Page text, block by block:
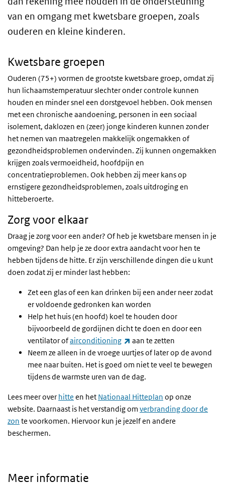
van en omgang met kwetsbare groepen, zoals
ouderen en kleine kinderen.
Kwetsbare groepen
Ouderen (75+) vormen de grootste kwetsbare groep, omdat zij
hun lichaamstemperatuur slechter onder controle kunnen
houden en minder snel een dorstgevoel hebben. Ook mensen
met een chronische aandoening, personen in een sociaal
isolement, daklozen en (zeer) jonge kinderen kunnen zonder
het nemen van maatregelen makkelijk ongemakken of
gezondheidsproblemen ondervinden. Zij kunnen ongemakken
krijgen zoals vermoeidheid, hoofdpijn en
concentratieproblemen. Ook hebben zij meer kans op
ernstigere gezondheidsproblemen, zoals uitdroging en
hitteberoerte.
Zorg voor elkaar
Draag je zorg voor een ander? Of heb je kwetsbare mensen in je
omgeving? Dan help je ze door extra aandacht voor hen te
hebben tijdens de hitte. Er zijn verschillende dingen die u kunt
doen zodat zij er minder last hebben:
Zet een glas of een kan drinken bij een ander neer zodat
er voldoende gedronken kan worden
Help het huis (en hoofd) koel te houden door
bijvoorbeeld de gordijnen dicht te doen en door een
ventilator ofairconditioning (externe link)
aan te zetten
Neem ze alleen in de vroege uurtjes of later op de avond
mee naar buiten. Het is goed om niet te veel te bewegen
tijdens de warmste uren van de dag.
Lees meer over hitte en het Nationaal Hitteplan op onze
website. Daarnaast is het verstandig om verbranding door de
zon te voorkomen. Hiervoor kun je jezelf en andere
beschermen.
Meer informatie